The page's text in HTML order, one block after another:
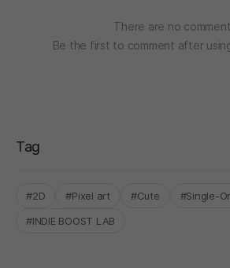
There are no
Be the first to comment after
Tag
#2D #Pixel art #Cute
#Single-
#INDIE BOOST LAB